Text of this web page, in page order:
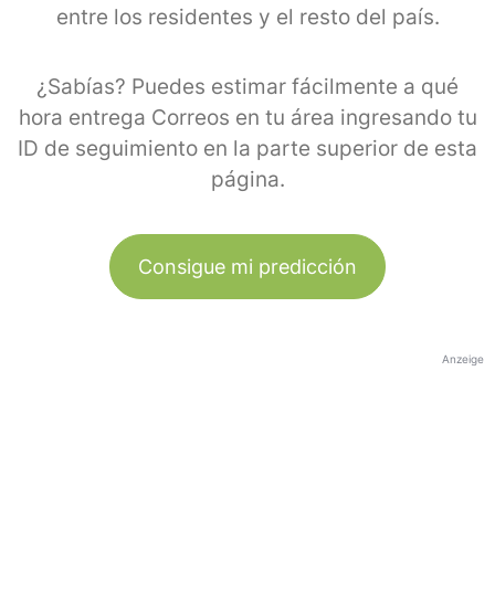
entre los residentes y el resto del país.
¿Sabías? Puedes estimar fácilmente a qué
hora entrega Correos en tu área ingresando tu
ID de seguimiento en la parte superior de esta
página.
Consigue mi predicción
Anzeige